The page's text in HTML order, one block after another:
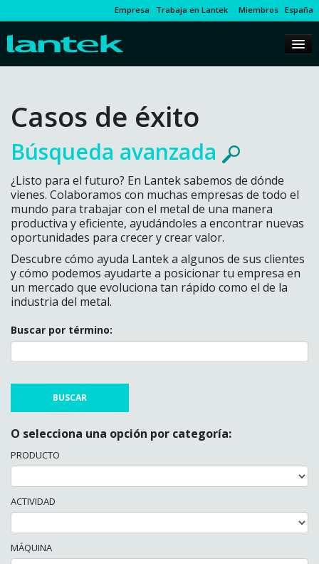
Empresa Trabaja en Lantek Miembros España
Casos de éxito
Búsqueda avanzada
¿Listo para el futuro? En Lantek sabemos de dónde
vienes. Colaboramos con muchas empresas de todo el
mundo para trabajar con el metal de una manera
productiva y eficiente, ayudándoles a encontrar nuevas
oportunidades para crecer y crear valor.
Descubre cómo ayuda Lantek a algunos de sus clientes
y cómo podemos ayudarte a posicionar tu empresa en
un mercado que evoluciona tan rápido como el de la
industria del metal.
Buscar por término:
O selecciona una opción por categoría:
PRODUCTO
ACTIVIDAD
MÁQUINA